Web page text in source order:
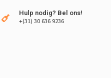
Hulp nodig? Bel ons!
+(31) 30 636 9236